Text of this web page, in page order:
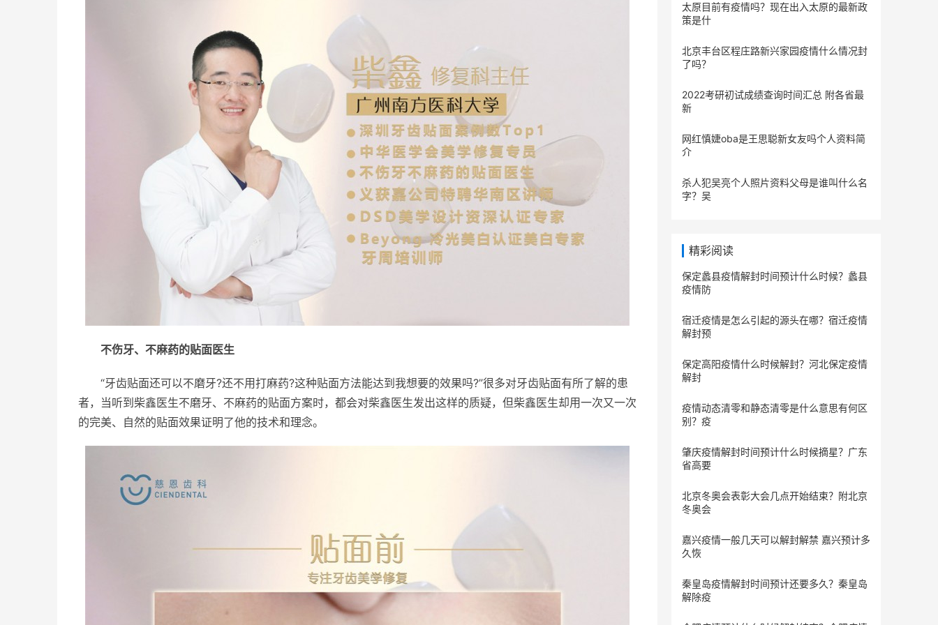
不伤牙、不麻药的贴面医生
“牙齿贴面还可以不磨牙?还不用打麻药?这种贴面方法能达到我想要的效果吗?”很多对牙齿贴面有所了解的患
者，当听到柴鑫医生不磨牙、不麻药的贴面方案时，都会对柴鑫医生发出这样的质疑，但柴鑫医生却用一次又一次
的完美、自然的贴面效果证明了他的技术和理念。
太原目前有疫情吗？现在出入太原的最新政
策是什
北京丰台区程庄路新兴家园疫情什么情况封
了吗？
2022考研初试成绩查询时间汇总 附各省最
新
网红慎婕oba是王思聪新女友吗个人资料简
介
杀人犯吴亮个人照片资料父母是谁叫什么名
字？吴
精彩阅读
保定蠡县疫情解封时间预计什么时候？蠡县
疫情防
宿迁疫情是怎么引起的源头在哪？宿迁疫情
解封预
保定​高阳疫情什么时候解封？河北保定疫情
解封
疫情动态清零和静态清零是什么意思有何区
别？疫
肇庆疫情解封时间预计什么时候摘星？广东
省高要
北京冬奥会表彰大会几点开始结束？附北京
冬奥会
嘉兴疫情一般几天可以解封解禁 嘉兴预计多
久恢
秦皇岛疫情解封时间预计还要多久？秦皇岛
解除疫